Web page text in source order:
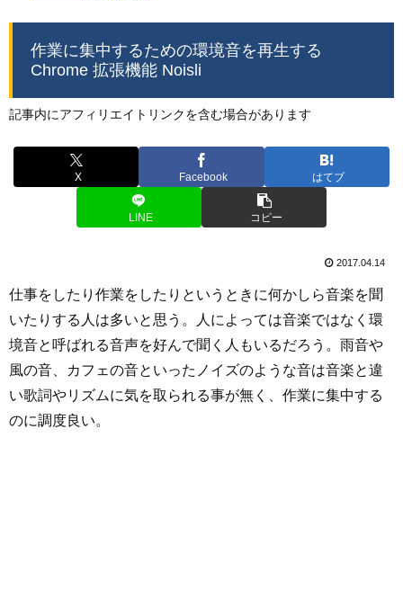
作業に集中するための環境音を再生する
Chrome 拡張機能 Noisli
記事内にアフィリエイトリンクを含む場合があります
X Facebook はてブ
LINE コピー
2017.04.14
仕事をしたり作業をしたりというときに何かしら音楽を聞
いたりする人は多いと思う。人によっては音楽ではなく環
境音と呼ばれる音声を好んで聞く人もいるだろう。雨音や
風の音、カフェの音といったノイズのような音は音楽と違
い歌詞やリズムに気を取られる事が無く、作業に集中する
のに調度良い。